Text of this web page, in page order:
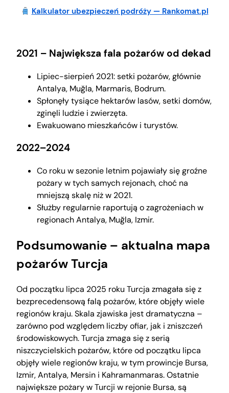
Kalkulator ubezpieczeń podróży — Rankomat.pl
2021 – Największa fala pożarów od dekad
Lipiec-sierpień 2021: setki pożarów, głównie
Antalya, Muğla, Marmaris, Bodrum.
Spłonęły tysiące hektarów lasów, setki domów,
zginęli ludzie i zwierzęta.
Ewakuowano mieszkańców i turystów.
2022–2024
Co roku w sezonie letnim pojawiały się groźne
pożary w tych samych rejonach, choć na
mniejszą skalę niż w 2021.
Służby regularnie raportują o zagrożeniach w
regionach Antalya, Muğla, Izmir.
Podsumowanie – aktualna mapa
pożarów Turcja
Od początku lipca 2025 roku Turcja zmagała się z
bezprecedensową falą pożarów, które objęły wiele
regionów kraju. Skala zjawiska jest dramatyczna –
zarówno pod względem liczby ofiar, jak i zniszczeń
środowiskowych. Turcja zmaga się z serią
niszczycielskich pożarów, które od początku lipca
objęły wiele regionów kraju, w tym prowincje Bursa,
Izmir, Antalya, Mersin i Kahramanmaras. Ostatnie
największe pożary w Turcji w rejonie Bursa, są